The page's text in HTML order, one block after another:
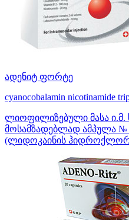
ადენიტ ფორტე
cyanocobalamin nicotinamide
ლიოფილიზებული მასა ი.მ.
მოსამზადებლად ამპულა №
(ლიდოკაინის